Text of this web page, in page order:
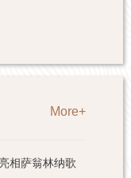
More+
相萨翁林纳歌